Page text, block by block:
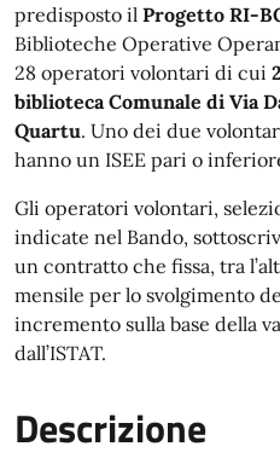
predisposto il Progetto RI-
Biblioteche Operative
28 operatori volontari di cui
biblioteca Comunale di Via
Quartu. Uno dei due
hanno un ISEE pari o
Gli operatori volontari,
indicate nel Bando,
un contratto che fissa, tra
mensile per lo svolgimento
incremento sulla base della
dall’ISTAT.
Descrizione